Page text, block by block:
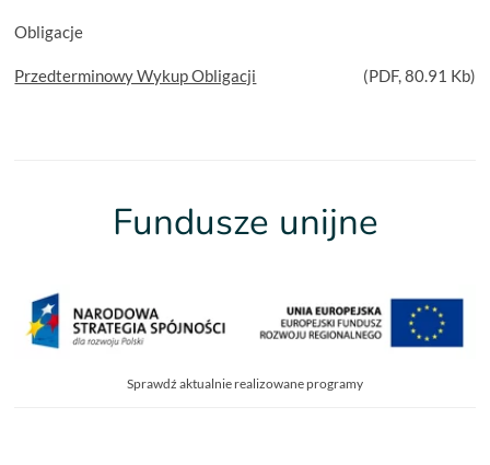
Obligacje
Przedterminowy Wykup Obligacji (PDF, 80.91 Kb)
Fundusze unijne
Sprawdź aktualnie realizowane programy